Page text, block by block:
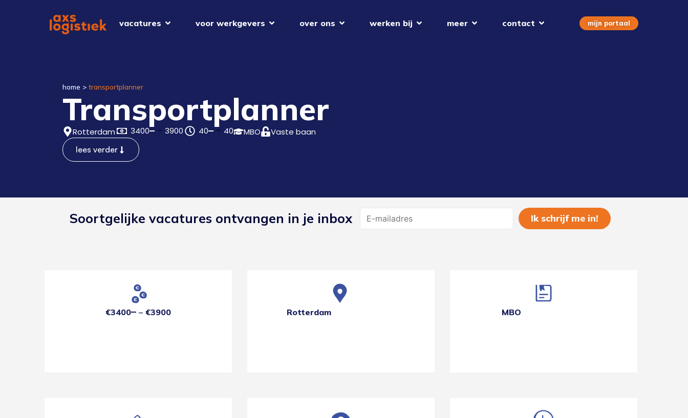
vacatures voor werkgevers over ons werken bij meer contact mijn portaal
home > transportplanner
Transportplanner
Rotterdam 3400 3900 40 40 MBO Vaste baan
lees verder
Soortgelijke vacatures ontvangen in je inbox
€3400 €3900 Rotterdam MBO